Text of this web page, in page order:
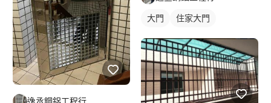
逸丞鋼鋁工程行
大門 住家大門